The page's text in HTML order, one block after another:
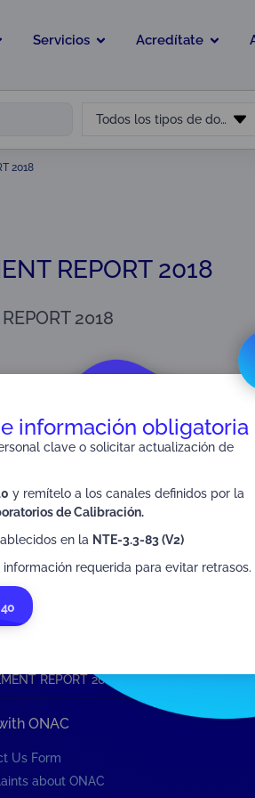
Servicios Acredítate
Todos los tipos de documento
2018
REPORT 2018
2018
REPORT 2018
ONAC
Us Form
about ONAC
información obligatoria
clave o solicitar actualización de
y remítelo a los canales definidos por la
de Calibración.
en la NTE-3.3-83 (V2)
requerida para evitar retrasos.